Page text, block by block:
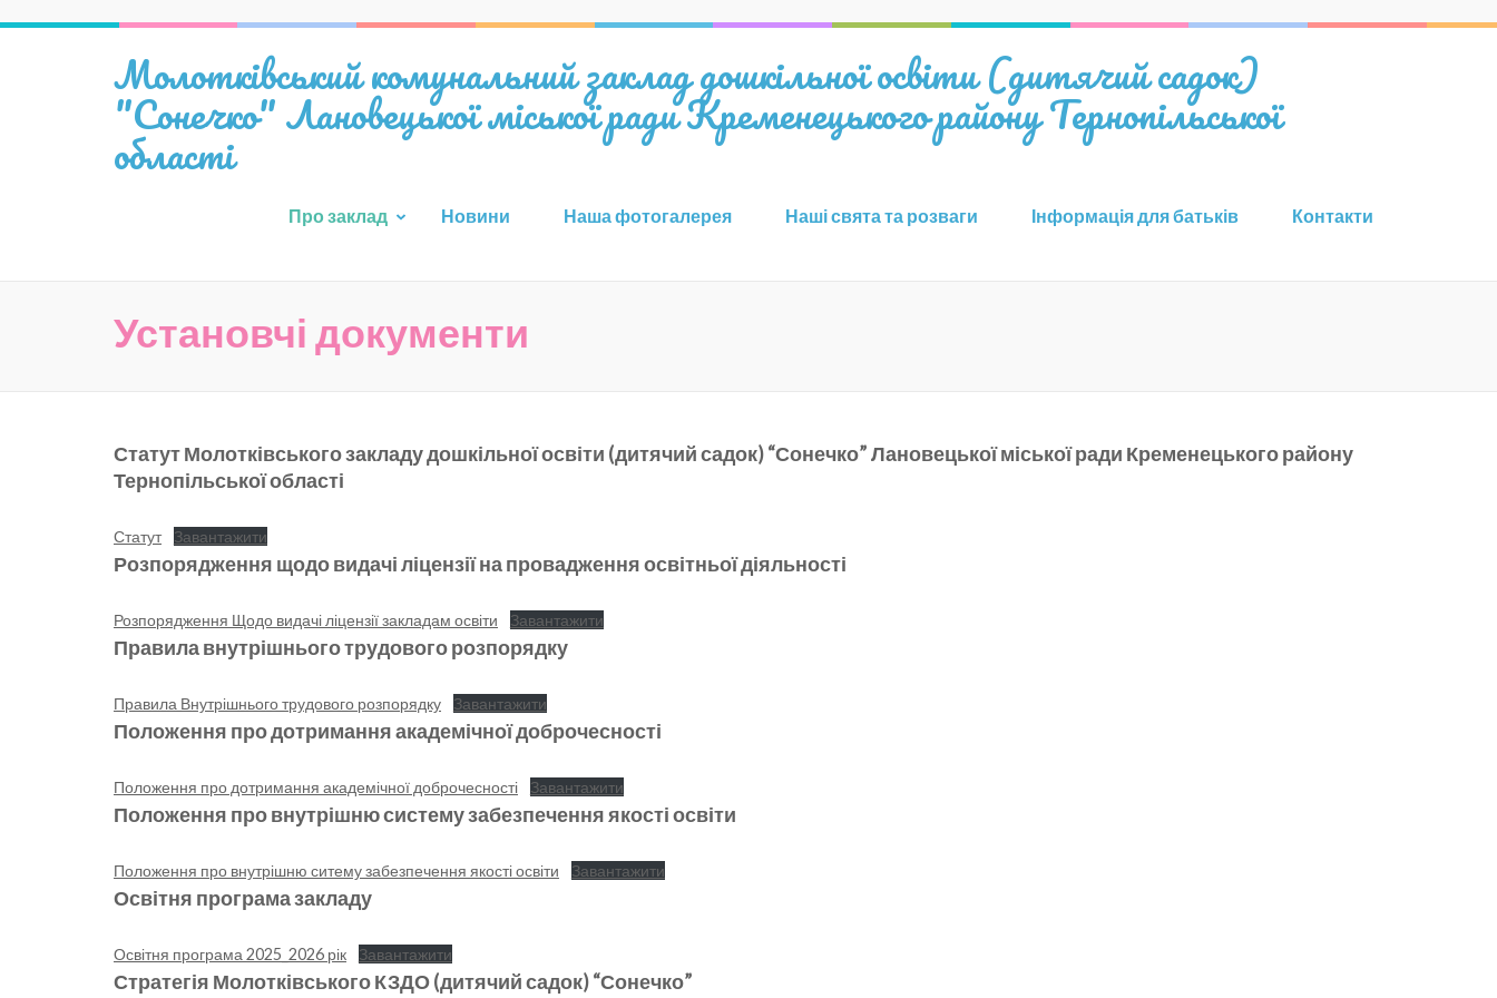
Молотківський комунальний заклад дошкільної освіти (дитячий садок)
"Сонечко" Лановецької міської ради Кременецького району Тернопільської
області
Про заклад Новини Наша фотогалерея Наші свята та розваги Інформація для батьків Контакти
Установчі документи
Статут Молотківського закладу дошкільної освіти (дитячий садок) “Сонечко” Лановецької міської ради Кременецького району
Тернопільської області
Статут Завантажити
Розпорядження щодо видачі ліцензії на провадження освітньої діяльності
Розпорядження Щодо видачі ліцензії закладам освіти Завантажити
Правила внутрішнього трудового розпорядку
Правила Внутрішнього трудового розпорядку Завантажити
Положення про дотримання академічної доброчесності
Положення про дотримання академічної доброчесності Завантажити
Положення про внутрішню систему забезпечення якості освіти
Положення про внутрішню ситему забезпечення якості освіти Завантажити
Освітня програма закладу
Освітня програма 2025_2026 рік Завантажити
Стратегія Молотківського КЗДО (дитячий садок) “Сонечко”